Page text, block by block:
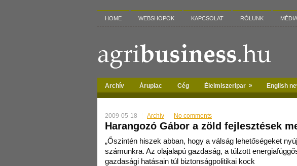
HOME WEBSHOPOK KAPCSOLAT RÓLUNK
Archív Árupiac Cég Élelmiszeripar » English
2009-05-18 Archív No comments
Harangozó Gábor a zöld fejlesztések
„Őszintén hiszek abban, hogy a válság lehetőségeket
számunkra. Az olajalapú gazdaság, a túlzott
gazdasági hatásain túl biztonságpolitikai kock